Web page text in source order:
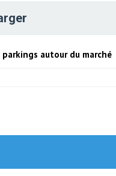
parkings autour du marché